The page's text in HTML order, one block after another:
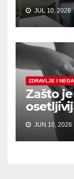
JUL 10, 2026
ZDRAVLJE I NEGA
Zašto
JUN 10, 2026